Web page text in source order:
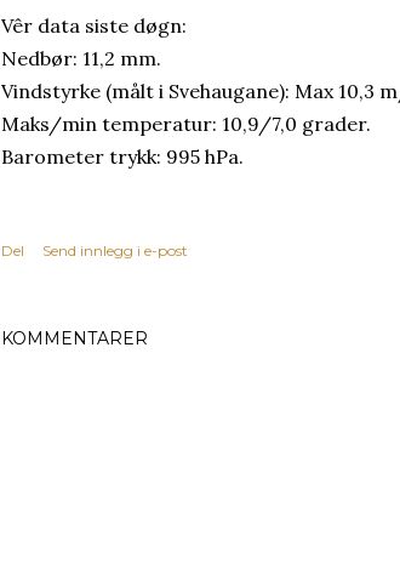
Vêr data siste døgn:
Nedbør: 11,2 mm.
Vindstyrke (målt i Svehaugane): Max 10,3
Maks/min temperatur: 10,9/7,0 grader.
Barometer trykk: 995 hPa.
Del Send innlegg i e-post
KOMMENTARER